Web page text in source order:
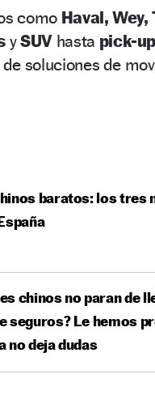
como Haval, Wey,
ySUV hasta pick-up
soluciones de
baratos: los tres
chinos no paran de
seguros? Le hemos
no deja dudas